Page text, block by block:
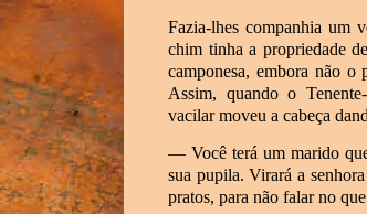
Fazia-lhes companhia um
chim tinha a propriedade
camponesa, embora não
Assim, quando o
vacilar moveu a cabeça
— Você terá um marido
sua pupila. Virará a
pratos, para não falar no